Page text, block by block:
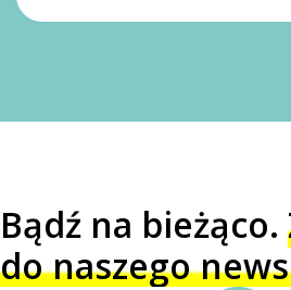
Bądź na bieżąco.
do naszego